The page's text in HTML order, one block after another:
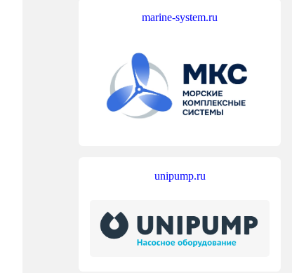
marine-system.ru
unipump.ru